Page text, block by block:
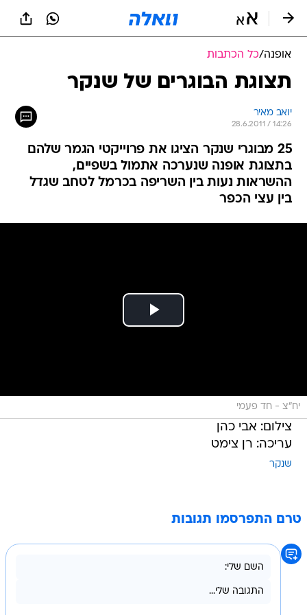
אופנה/כל הכתבות
תצוגת הבוגרים של שנקר
יואב מאיר
28.6.2011 / 14:26
25 מבוגרי שנקר הציגו את פרוייקטי הגמר שלהם
בתצוגת אופנה שנערכה אתמול בשפיים,
ההשראות נעות בין השריפה בכרמל לטחב שגדל
בין עצי הכפר
יח"צ - חד פעמי
צילום: אבי כהן
עריכה: רן צימט
שנקר
טרם התפרסמו תגובות